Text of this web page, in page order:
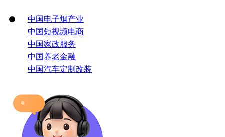
中国电子烟产业
中国短视频电商
中国家政服务
中国养老金融
中国汽车定制改装